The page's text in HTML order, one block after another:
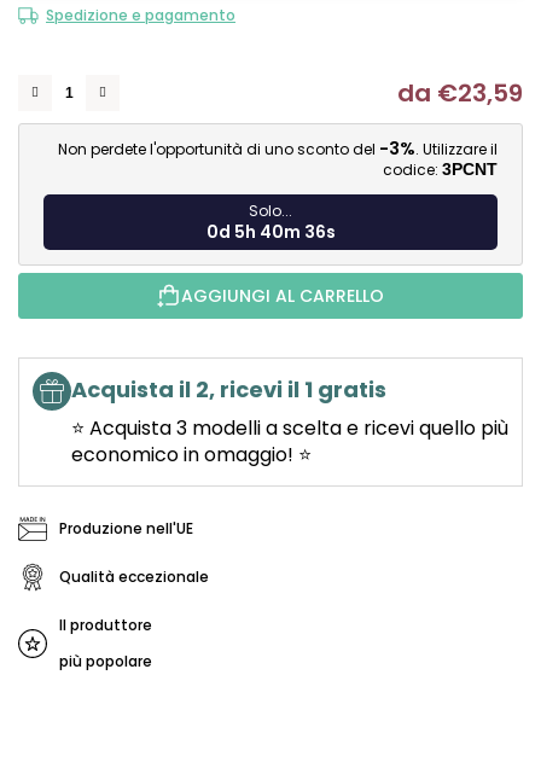
Spedizione e pagamento
da €23,59
Non perdete l'opportunità di uno sconto del -3%. Utilizzare il
codice: 3PCNT
Solo...
0d 5h 40m 34s
AGGIUNGI AL CARRELLO
Acquista il 2, ricevi il 1 gratis
⭐ Acquista 3 modelli a scelta e ricevi quello più
economico in omaggio! ⭐
Produzione nell'UE
Qualità eccezionale
Il produttore
più popolare